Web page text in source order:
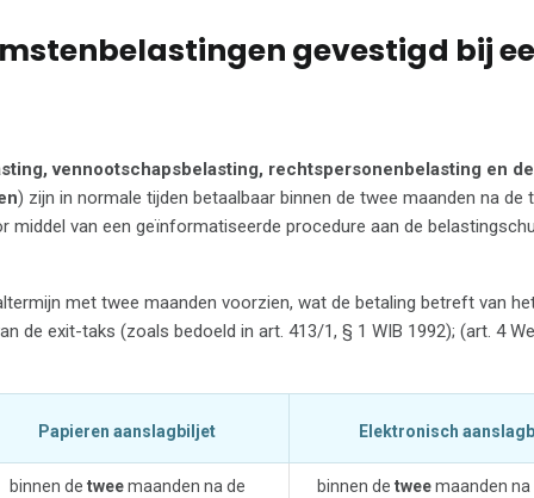
gevestigd bij
vennootschapsbelasting, rechtspersonenbelasting en
) zijn in normale tijden betaalbaar binnen de twee maanden na de
van een geïnformatiseerde procedure aan de
met twee maanden voorzien, wat de betaling betreft van
de exit-taks (zoals bedoeld in art. 413/1, § 1 WIB 1992); (art. 4
Papieren aanslagbiljet Elektronisch
binnen de tweemaanden na de
binnen de tweemaanden na